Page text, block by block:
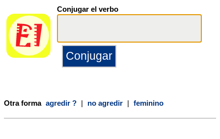
Conjugar el verbo
Otra forma agredir ? | no agredir | feminino